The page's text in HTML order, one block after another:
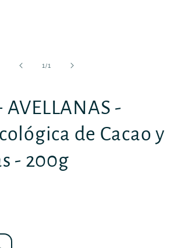
1/de1
AVELLANAS -
de Cacao y
- 200g